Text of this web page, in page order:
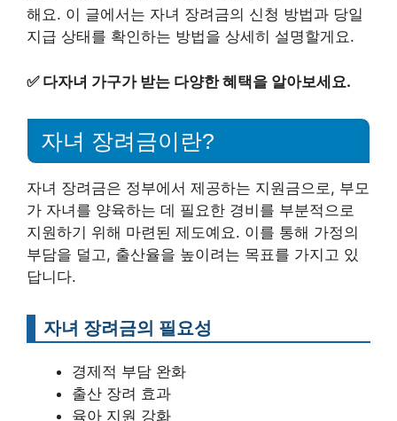
해요. 이 글에서는 자녀 장려금의 신청 방법과 당일
지급 상태를 확인하는 방법을 상세히 설명할게요.
✅ 다자녀 가구가 받는 다양한 혜택을 알아보세요.
자녀 장려금이란?
자녀 장려금은 정부에서 제공하는 지원금으로, 부모
가 자녀를 양육하는 데 필요한 경비를 부분적으로
지원하기 위해 마련된 제도예요. 이를 통해 가정의
부담을 덜고, 출산율을 높이려는 목표를 가지고 있
답니다.
자녀 장려금의 필요성
경제적 부담 완화
출산 장려 효과
육아 지원 강화